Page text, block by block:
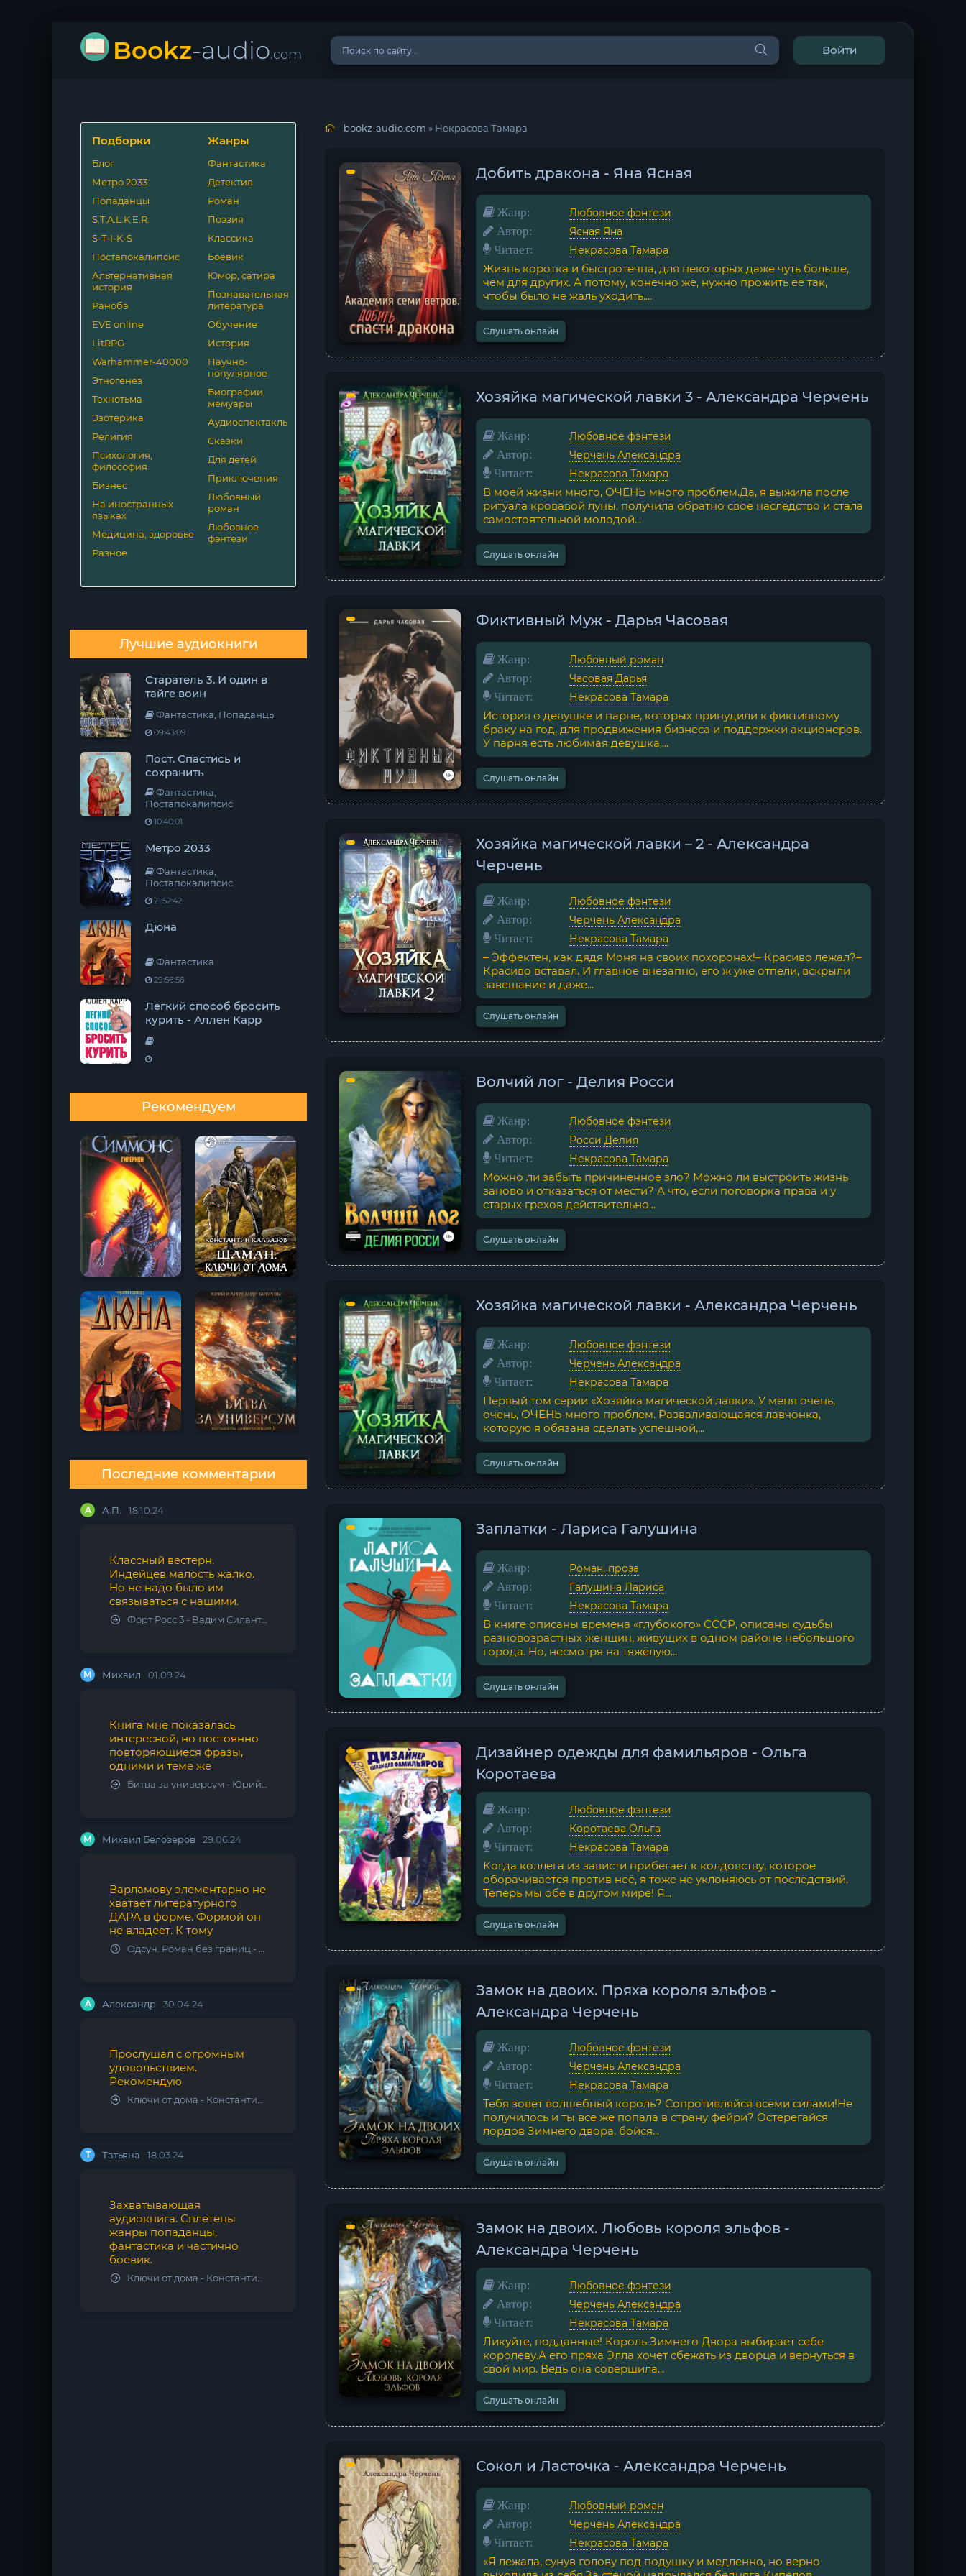
Bookz-audio.com Войти
Подборки
Блог
Метро 2033
Попаданцы
S.T.A.L.K.E.R.
S-T-I-K-S
Постапокалипсис
Альтернативная
история
Ранобэ
EVE online
LitRPG
Warhammer-40000
Этногенез
Технотьма
Эзотерика
Религия
Психология,
философия
Бизнес
На иностранных
языках
Медицина, здоровье
Разное
Жанры
Фантастика
Детектив
Роман
Поэзия
Классика
Боевик
Юмор, сатира
Познавательная
литература
Обучение
История
Научно-
популярное
Биографии,
мемуары
Аудиоспектакль
Сказки
Для детей
Приключения
Любовный
роман
Любовное
фэнтези
Лучшие аудиокниги
Старатель 3. И один в
тайге воин
Фантастика, Попаданцы
09:43:09
Пост. Спастись и
сохранить
Фантастика,
Постапокалипсис
10:40:01
Метро 2033
Фантастика,
Постапокалипсис
21:52:42
Дюна
Фантастика
29:56:56
Легкий способ бросить
курить - Аллен Карр
Рекомендуем
Последние комментарии
А А.П. 18.10.24
Классный вестерн.
Индейцев малость жалко.
Но не надо было им
связываться с нашими.
Форт Росс 3 - Вадим Силантьев
М Михаил 01.09.24
Книга мне показалась
интересной, но постоянно
повторяющиеся фразы,
одними и теме же
Битва за универсум - Юрий Тарарев, Александр Тарарев
М Михаил Белозеров 29.06.24
Варламову элементарно не
хватает литературного
ДАРА в форме. Формой он
не владеет. К тому
Одсун. Роман без границ - Алексей Варламов
А Александр 30.04.24
Прослушал с огромным
удовольствием.
Рекомендую
Ключи от дома - Константин Калбазов
Т Татьяна 18.03.24
Захватывающая
аудиокнига. Сплетены
жанры попаданцы,
фантастика и частично
боевик.
Ключи от дома - Константин Калбазов
bookz-audio.com » Некрасова Тамара
Добить дракона - Яна Ясная
Жанр: Любовное фэнтези
Автор: Ясная Яна
Читает: Некрасова Тамара
Жизнь коротка и быстротечна, для некоторых даже чуть больше,
чем для других. А потому, конечно же, нужно прожить ее так,
чтобы было не жаль уходить....
Слушать онлайн
Хозяйка магической лавки 3 - Александра Черчень
Жанр: Любовное фэнтези
Автор: Черчень Александра
Читает: Некрасова Тамара
В моей жизни много, ОЧЕНЬ много проблем.Да, я выжила после
ритуала кровавой луны, получила обратно свое наследство и стала
самостоятельной молодой...
Слушать онлайн
Фиктивный Муж - Дарья Часовая
Жанр: Любовный роман
Автор: Часовая Дарья
Читает: Некрасова Тамара
История о девушке и парне, которых принудили к фиктивному
браку на год, для продвижения бизнеса и поддержки акционеров.
У парня есть любимая девушка,...
Слушать онлайн
Хозяйка магической лавки – 2 - Александра
Черчень
Жанр: Любовное фэнтези
Автор: Черчень Александра
Читает: Некрасова Тамара
– Эффектен, как дядя Моня на своих похоронах!– Красиво лежал?–
Красиво вставал. И главное внезапно, его ж уже отпели, вскрыли
завещание и даже...
Слушать онлайн
Волчий лог - Делия Росси
Жанр: Любовное фэнтези
Автор: Росси Делия
Читает: Некрасова Тамара
Можно ли забыть причиненное зло? Можно ли выстроить жизнь
заново и отказаться от мести? А что, если поговорка права и у
старых грехов действительно...
Слушать онлайн
Хозяйка магической лавки - Александра Черчень
Жанр: Любовное фэнтези
Автор: Черчень Александра
Читает: Некрасова Тамара
Первый том серии «Хозяйка магической лавки». У меня очень,
очень, ОЧЕНЬ много проблем. Разваливающаяся лавчонка,
которую я обязана сделать успешной,...
Слушать онлайн
Заплатки - Лариса Галушина
Жанр: Роман, проза
Автор: Галушина Лариса
Читает: Некрасова Тамара
В книге описаны времена «глубокого» СССР, описаны судьбы
разновозрастных женщин, живущих в одном районе небольшого
города. Но, несмотря на тяжёлую...
Слушать онлайн
Дизайнер одежды для фамильяров - Ольга
Коротаева
Жанр: Любовное фэнтези
Автор: Коротаева Ольга
Читает: Некрасова Тамара
Когда коллега из зависти прибегает к колдовству, которое
оборачивается против неё, я тоже не уклоняюсь от последствий.
Теперь мы обе в другом мире! Я...
Слушать онлайн
Замок на двоих. Пряха короля эльфов -
Александра Черчень
Жанр: Любовное фэнтези
Автор: Черчень Александра
Читает: Некрасова Тамара
Тебя зовет волшебный король? Сопротивляйся всеми силами!Не
получилось и ты все же попала в страну фейри? Остерегайся
лордов Зимнего двора, бойся...
Слушать онлайн
Замок на двоих. Любовь короля эльфов -
Александра Черчень
Жанр: Любовное фэнтези
Автор: Черчень Александра
Читает: Некрасова Тамара
Ликуйте, подданные! Король Зимнего Двора выбирает себе
королеву.А его пряха Элла хочет сбежать из дворца и вернуться в
свой мир. Ведь она совершила...
Слушать онлайн
Сокол и Ласточка - Александра Черчень
Жанр: Любовный роман
Автор: Черчень Александра
Читает: Некрасова Тамара
«Я лежала, сунув голову под подушку и медленно, но верно